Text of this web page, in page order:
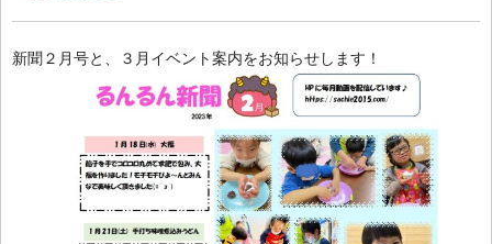
新聞２月号と、３月イベント案内をお知らせします！